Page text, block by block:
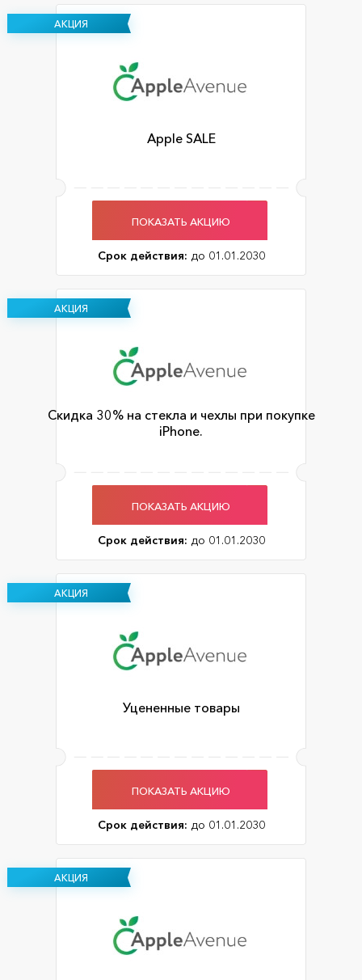
АКЦИЯ
Apple SALE
ПОКАЗАТЬ АКЦИЮ
Срок действия: до 01.01.2030
АКЦИЯ
Cкидка 30% на стекла и чехлы при покупке
iPhone.
ПОКАЗАТЬ АКЦИЮ
Срок действия: до 01.01.2030
АКЦИЯ
Уцененные товары
ПОКАЗАТЬ АКЦИЮ
Срок действия: до 01.01.2030
АКЦИЯ